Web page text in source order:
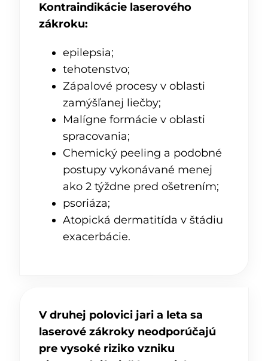
Kontraindikácie laserového
zákroku:
epilepsia;
tehotenstvo;
Zápalové procesy v oblasti
zamýšľanej liečby;
Malígne formácie v oblasti
spracovania;
Chemický peeling a podobné
postupy vykonávané menej
ako 2 týždne pred ošetrením;
psoriáza;
Atopická dermatitída v štádiu
exacerbácie.
V druhej polovici jari a leta sa
laserové zákroky neodporúčajú
pre vysoké riziko vzniku